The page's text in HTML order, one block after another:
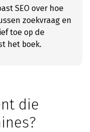
SEO over hoe
zoekvraag en
toe op de
het boek.
die